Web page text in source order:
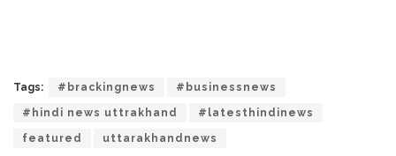
Tags: #brackingnews #businessnews
#hindi news uttrakhand #latesthindinews
featured uttarakhandnews